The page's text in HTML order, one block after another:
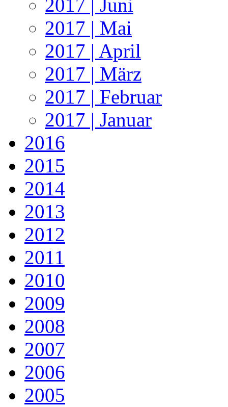
2017 | Juni
2017 | Mai
2017 | April
2017 | März
2017 | Februar
2017 | Januar
2016
2015
2014
2013
2012
2011
2010
2009
2008
2007
2006
2005